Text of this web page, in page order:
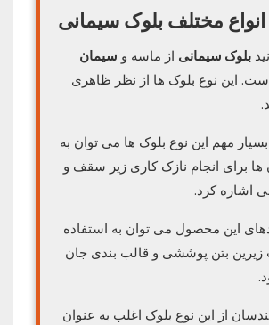
انواع مختلف بلوک سیمانی
بلوک سیمانی از ماسه و سیمان
این نوع بلوک ها از نظر ظاهری
بسیار مهم این نوع بلوک ها می توان به
ها برای انجام نازک کاری زیر سقف و
اشاره کرد.
این محصول می توان به استفاده
زیرین بتن پوششی و قالب بندی جان
از این نوع بلوک اغلب به عنوان